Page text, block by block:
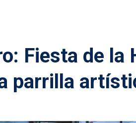
Fiesta de la
parrilla